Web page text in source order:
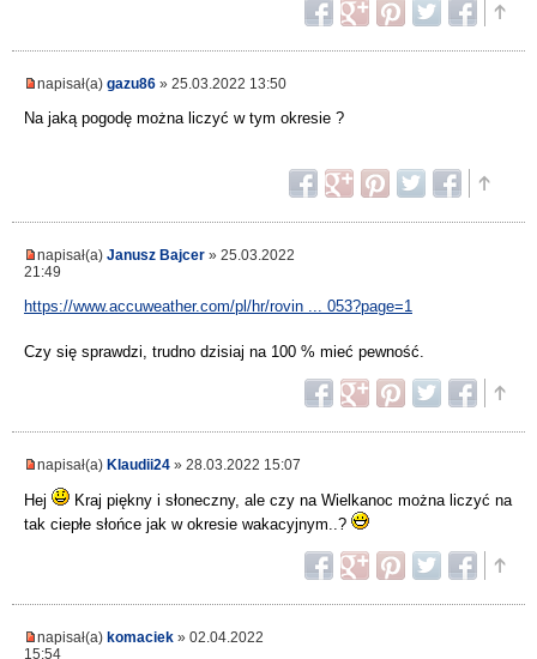
napisał(a) gazu86 » 25.03.2022 13:50
Na jaką pogodę można liczyć w tym okresie ?
napisał(a) Janusz Bajcer » 25.03.2022
21:49
https://www.accuweather.com/pl/hr/rovin ... 053?page=1
Czy się sprawdzi, trudno dzisiaj na 100 % mieć pewność.
napisał(a) Klaudii24 » 28.03.2022 15:07
Hej
Kraj piękny i słoneczny, ale czy na Wielkanoc można liczyć na
tak ciepłe słońce jak w okresie wakacyjnym..?
napisał(a) komaciek » 02.04.2022
15:54